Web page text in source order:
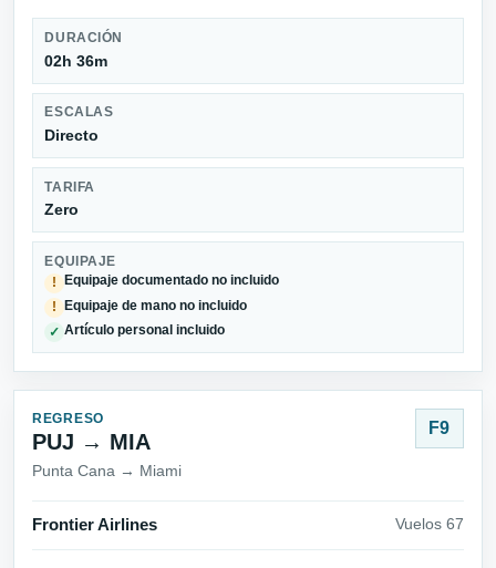
DURACIÓN
02h 36m
ESCALAS
Directo
TARIFA
Zero
EQUIPAJE
!
Equipaje documentado no incluido
! Equipaje de mano no incluido
✓ Artículo personal incluido
REGRESO
PUJ → MIA
Punta Cana → Miami
F9
Frontier Airlines Vuelos 67